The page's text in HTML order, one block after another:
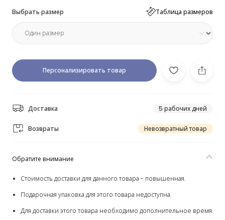
Выбрать размер Таблица размеров
Персонализировать товар
Доставка 5 рабочих дней
Возвраты Невозвратный товар
Обратите внимание
Стоимость доставки для данного товара - повышенная.
Подарочная упаковка для этого товара недоступна.
Для доставки этого товара необходимо дополнительное время.